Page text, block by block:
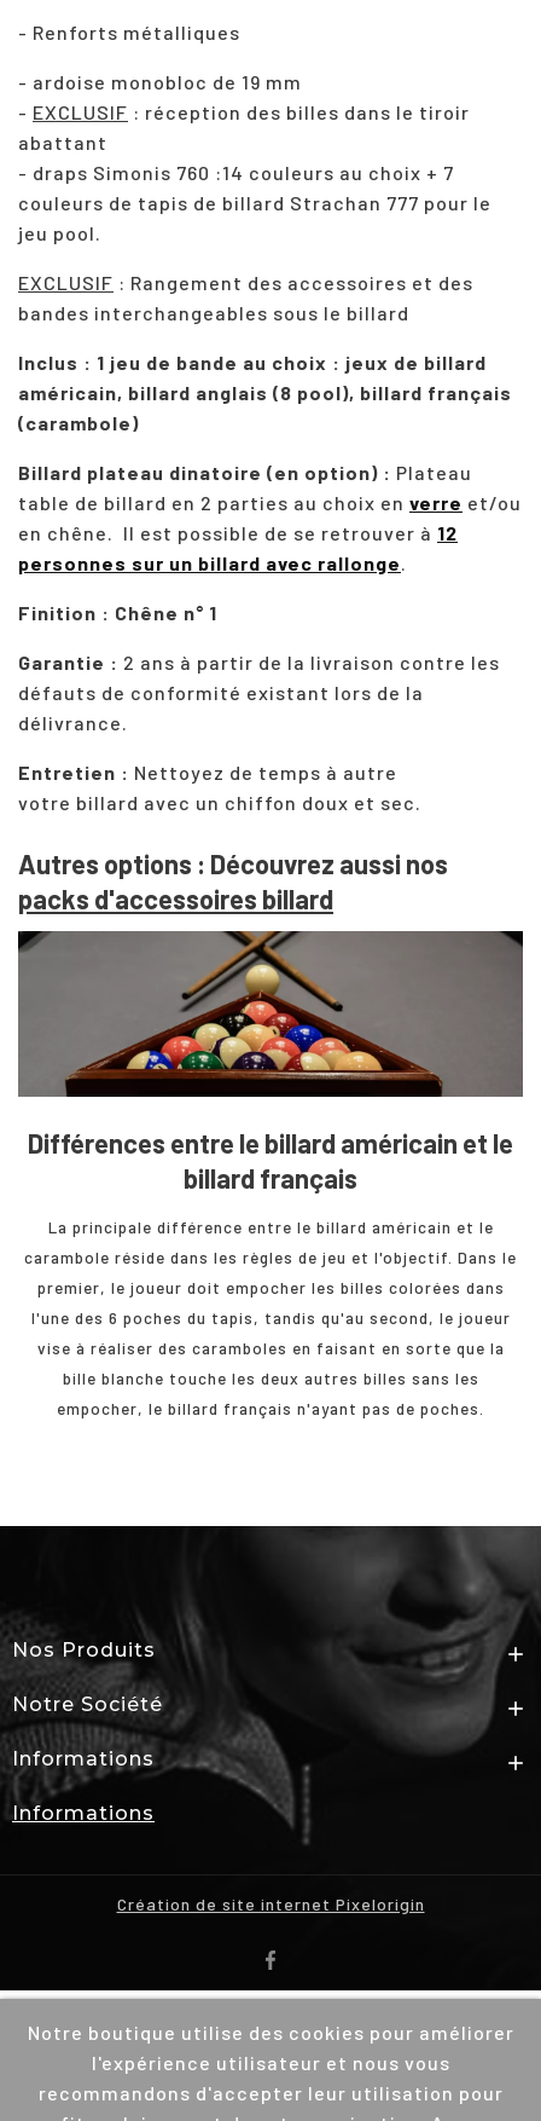
Notre boutique utilise des cookies pour améliorer
l'expérience utilisateur et nous vous
recommandons d'accepter leur utilisation pour
- Renforts métalliques
- ardoise monobloc de 19 mm
- EXCLUSIF : réception des billes dans le tiroir
abattant
- draps Simonis 760 :14 couleurs au choix + 7
couleurs de tapis de billard Strachan 777 pour le
jeu pool.
EXCLUSIF : Rangement des accessoires et des
bandes interchangeables sous le billard
Inclus : 1 jeu de bande au choix : jeux de billard
américain, billard anglais (8 pool), billard français
(carambole)
Billard plateau dinatoire (en option) : Plateau
table de billard en 2 parties au choix en verre et/ou
en chêne. Il est possible de se retrouver à 12
personnes sur un billard avec rallonge.
Finition : Chêne n° 1
Garantie : 2 ans à partir de la livraison contre les
défauts de conformité existant lors de la
délivrance.
Entretien : Nettoyez de temps à autre
votre billard avec un chiffon doux et sec.
Autres options : Découvrez aussi nos
packs d'accessoires billard
Différences entre le billard américain et le
billard français
La principale différence entre le billard américain et le
carambole réside dans les règles de jeu et l'objectif. Dans le
premier, le joueur doit empocher les billes colorées dans
l'une des 6 poches du tapis, tandis qu'au second, le joueur
vise à réaliser des caramboles en faisant en sorte que la
bille blanche touche les deux autres billes sans les
empocher, le billard français n'ayant pas de poches.
Nos Produits 
Notre Société 
Informations 
Informations
Création de site internet Pixelorigin